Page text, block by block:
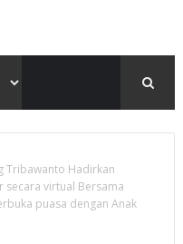
Tribawanto Hadirkan
secara virtual Bersama
puasa dengan Anak